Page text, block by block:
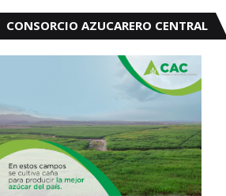
CONSORCIO AZUCARERO CENTRAL